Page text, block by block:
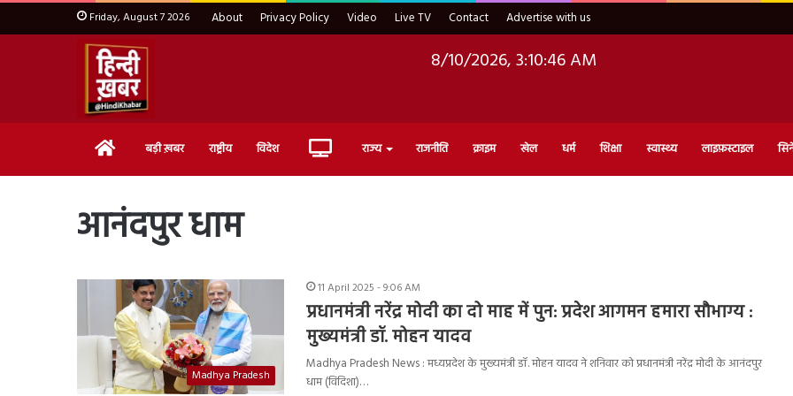
Friday, August 7 2026 About Privacy Policy Video Live TV Contact Advertise with us
8/10/2026, 3:10:46 AM
Home बड़ी ख़बर राष्ट्रीय विदेश Live राज्य राजनीति क्राइम खेल धर्म शिक्षा स्वास्थ्य लाइफ़स्टाइल
आनंदपुर धाम
Madhya Pradesh
11 April 2025 - 9:06 AM
प्रधानमंत्री नरेंद्र मोदी का दो माह में पुन: प्रदेश आगमन हमारा सौभाग्य :
मुख्यमंत्री डॉ. मोहन यादव
Madhya Pradesh News : मध्यप्रदेश के मुख्यमंत्री डॉ. मोहन यादव ने शनिवार को प्रधानमंत्री नरेंद्र मोदी के आनंदपुर
धाम (विदिशा)…